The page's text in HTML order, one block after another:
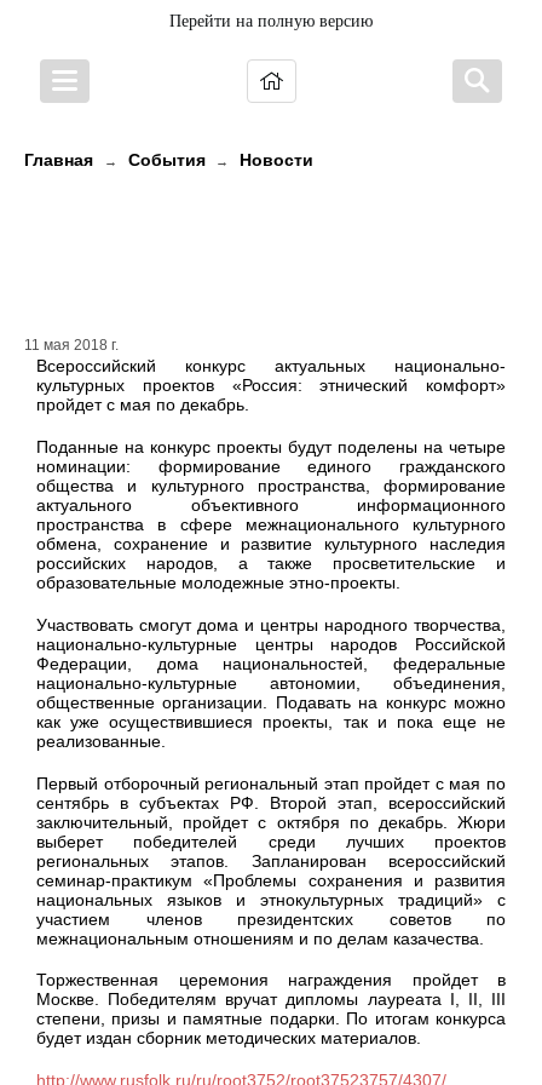
Перейти на полную версию
Главная → События → Новости
11 мая 2018 г.
Всероссийский конкурс актуальных национально-
культурных проектов «Россия: этнический комфорт»
пройдет с мая по декабрь.
Поданные на конкурс проекты будут поделены на четыре
номинации: формирование единого гражданского
общества и культурного пространства, формирование
актуального объективного информационного
пространства в сфере межнационального культурного
обмена, сохранение и развитие культурного наследия
российских народов, а также просветительские и
образовательные молодежные этно-проекты.
Участвовать смогут дома и центры народного творчества,
национально-культурные центры народов Российской
Федерации, дома национальностей, федеральные
национально-культурные автономии, объединения,
общественные организации. Подавать на конкурс можно
как уже осуществившиеся проекты, так и пока еще не
реализованные.
Первый отборочный региональный этап пройдет с мая по
сентябрь в субъектах РФ. Второй этап, всероссийский
заключительный, пройдет с октября по декабрь. Жюри
выберет победителей среди лучших проектов
региональных этапов. Запланирован всероссийский
семинар-практикум «Проблемы сохранения и развития
национальных языков и этнокультурных традиций» с
участием членов президентских советов по
межнациональным отношениям и по делам казачества.
Торжественная церемония награждения пройдет в
Москве. Победителям вручат дипломы лауреата I, II, III
степени, призы и памятные подарки. По итогам конкурса
будет издан сборник методических материалов.
http://www.rusfolk.ru/ru/root3752/root37523757/4307/